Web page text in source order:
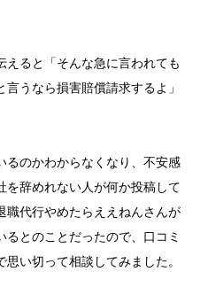
えると「そんな急に言われても
うなら損害賠償請求するよ」
るのかわからなくなり、不安感
を辞めれない人が何か投稿して
職代行やめたらええねんさんが
とのことだったので、口コミ
い切って相談してみました。